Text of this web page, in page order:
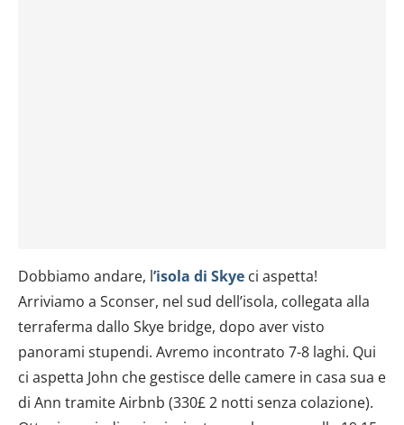
Dobbiamo andare, l’isola di Skye ci aspetta!
Arriviamo a Sconser, nel sud dell’isola, collegata alla
terraferma dallo Skye bridge, dopo aver visto
panorami stupendi. Avremo incontrato 7-8 laghi. Qui
ci aspetta John che gestisce delle camere in casa sua e
di Ann tramite Airbnb (330£ 2 notti senza colazione).